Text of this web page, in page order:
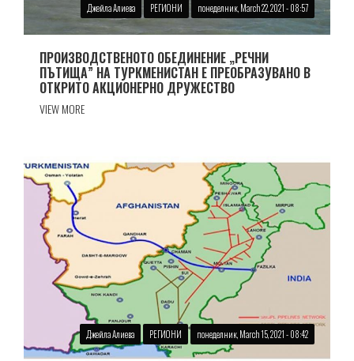
Джейла Алиева РЕГИОНИ понеделник, March 22, 2021 - 08:57
ПРОИЗВОДСТВЕНОТО ОБЕДИНЕНИЕ „РЕЧНИ
ПЪТИЩА” НА ТУРКМЕНИСТАН Е ПРЕОБРАЗУВАНО В
ОТКРИТО АКЦИОНЕРНО ДРУЖЕСТВО
VIEW MORE
Джейла Алиева РЕГИОНИ понеделник, March 15, 2021 - 08:42